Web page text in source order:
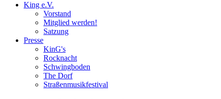
King e.V.
Vorstand
Mitglied werden!
Satzung
Presse
KinG's
Rocknacht
Schwingboden
The Dorf
Straßenmusikfestival